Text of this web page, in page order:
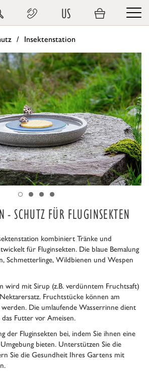
US
Insektenstation
- SCHUTZ FÜR FLUGINSEKTEN
kombiniert Tränke und
für Fluginsekten. Die blaue Bemalung
Schmetterlinge, Wildbienen und Wespen
wird mit Sirup (z.B. verdünntem Fruchtsaft)
Fruchtstücke können am
Die umlaufende Wasserrinne dient
Futter vor Ameisen.
der Fluginsekten bei, indem Sie ihnen eine
bieten. Unterstützen Sie die
Sie die Gesundheit Ihres Gartens mit